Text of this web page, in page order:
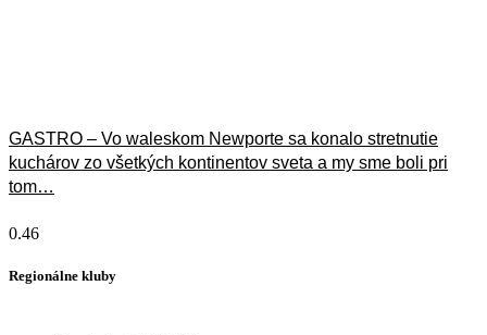
GASTRO – Vo waleskom Newporte sa konalo stretnutie
kuchárov zo všetkých kontinentov sveta a my sme boli pri
tom…
Regionálne kluby